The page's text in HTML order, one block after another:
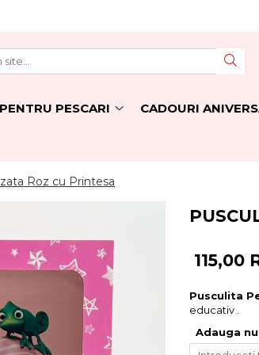
PESCARI CADOURI
Roz cu Printesa
115,00
Pusculita
educativ .
Adauga